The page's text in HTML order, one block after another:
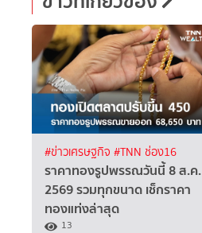
#ข่าวเศรษฐกิจ #TNN ช่อง16
ราคาทองรูปพรรณวันนี้ 8 ส.ค.
2569 รวมทุกขนาด เช็กราคา
ทองแท่งล่าสุด
13